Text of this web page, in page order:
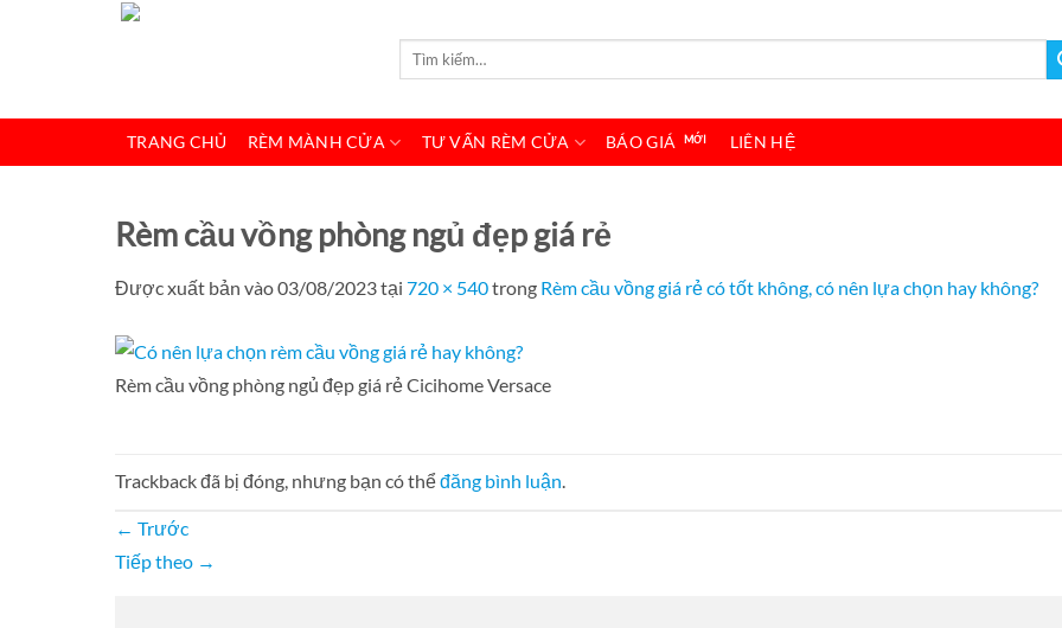
dung
Tìm
kiếm:
TRANG CHỦ RÈM MÀNH CỬA TƯ VẤN RÈM CỬA BÁO GIÁ LIÊN HỆ
Rèm cầu vồng phòng ngủ đẹp giá rẻ
Được xuất bản vào03/08/2023tại 720 × 540trong Rèm cầu vồng giá rẻ có tốt không, có nên lựa chọn hay không?
Rèm cầu vồng phòng ngủ đẹp giá rẻ Cicihome Versace
Trackback đã bị đóng, nhưng bạn có thểđăng bình luận.
← Trước
Tiếp theo →